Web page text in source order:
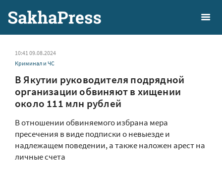
10:41 09.08.2024
Криминал и ЧС
В Якутии руководителя подрядной
организации обвиняют в хищении
около 111 млн рублей
В отношении обвиняемого избрана мера
пресечения в виде подписки о невыезде и
надлежащем поведении, а также наложен арест на
личные счета